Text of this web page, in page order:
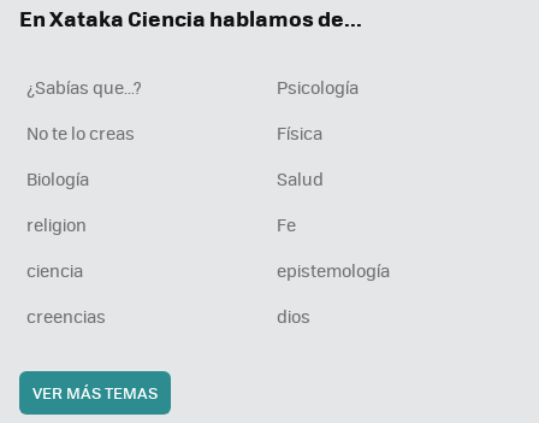
En Xataka Ciencia hablamos de...
¿Sabías que...?
Psicología
No te lo creas
Física
Biología
Salud
religion
Fe
ciencia
epistemología
creencias
dios
VER MÁS TEMAS